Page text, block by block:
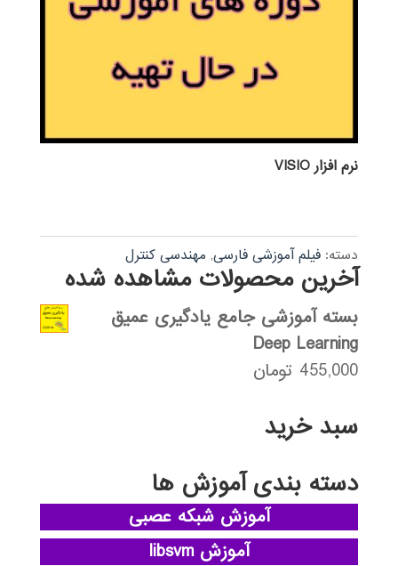
نرم افزار VISIO
دسته: فیلم آموزشی فارسی, مهندسی کنترل
آخرین محصولات مشاهده شده
بسته آموزشی جامع یادگیری عمیق
Deep Learning
455,000 تومان
سبد خرید
دسته بندی آموزش ها
آموزش شبکه عصبی
آموزش libsvm